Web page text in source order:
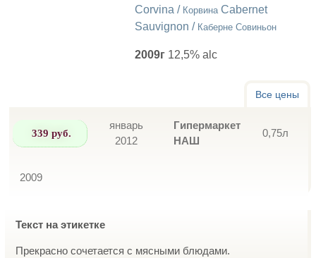
Corvina / Корвина Cabernet
Sauvignon / Каберне Совиньон
2009г 12,5% alc
Все цены
339 руб.
январь
2012
Гипермаркет
НАШ
0,75л
2009
Текст на этикетке
Прекрасно сочетается с мясными блюдами.